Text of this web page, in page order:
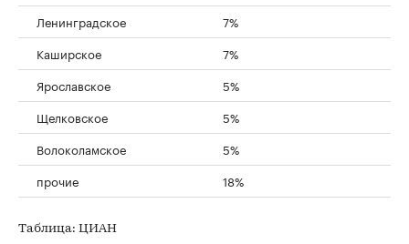
Ленинградское
7%
Каширское
7%
Ярославское
5%
Щелковское
5%
Волоколамское
5%
прочие
18%
Таблица: ЦИАН